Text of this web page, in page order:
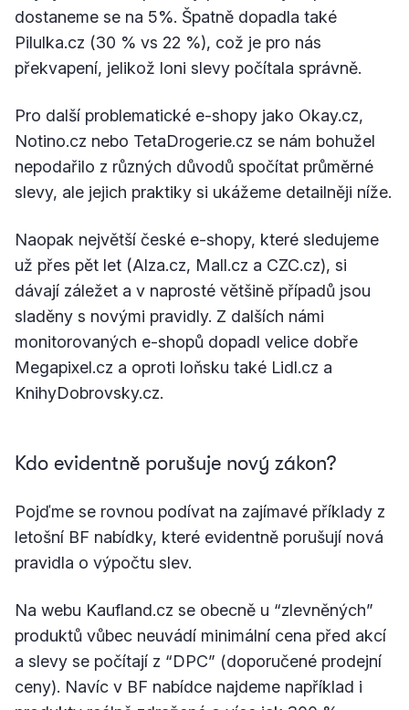
dostaneme se na 5%. Špatně dopadla také
Pilulka.cz (30 % vs 22 %), což je pro nás
překvapení, jelikož loni slevy počítala správně.
Pro další problematické e-shopy jako Okay.cz,
Notino.cz nebo TetaDrogerie.cz se nám bohužel
nepodařilo z různých důvodů spočítat průměrné
slevy, ale jejich praktiky si ukážeme detailněji níže.
Naopak největší české e-shopy, které sledujeme
už přes pět let (Alza.cz, Mall.cz a CZC.cz), si
dávají záležet a v naprosté většině případů jsou
sladěny s novými pravidly. Z dalších námi
monitorovaných e-shopů dopadl velice dobře
Megapixel.cz a oproti loňsku také Lidl.cz a
KnihyDobrovsky.cz.
Kdo evidentně porušuje nový zákon?
Pojďme se rovnou podívat na zajímavé příklady z
letošní BF nabídky, které evidentně porušují nová
pravidla o výpočtu slev.
Na webu Kaufland.cz se obecně u “zlevněných”
produktů vůbec neuvádí minimální cena před akcí
a slevy se počítají z “DPC” (doporučené prodejní
ceny). Navíc v BF nabídce najdeme například i